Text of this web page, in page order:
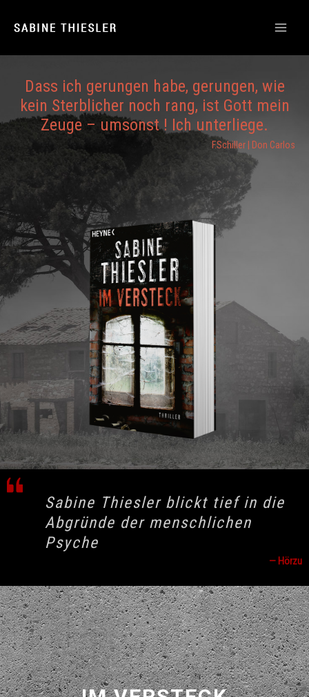
Dass ich gerungen habe, gerungen, wie
kein Sterblicher noch rang, ist Gott mein
Zeuge – umsonst ! Ich unterliege.
F.Schiller | Don Carlos
Sabine Thiesler blickt tief in die
Abgründe der menschlichen
Psyche
— Hörzu